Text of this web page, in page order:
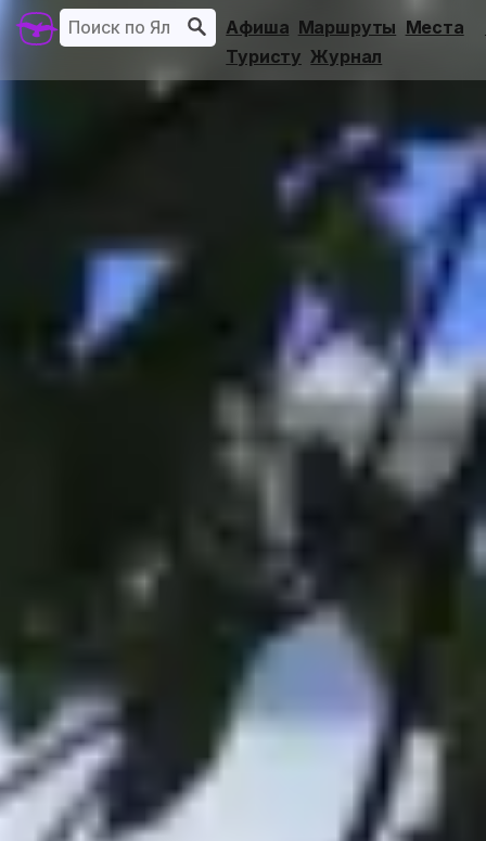
Афиша Маршруты Места
Туристу Журнал